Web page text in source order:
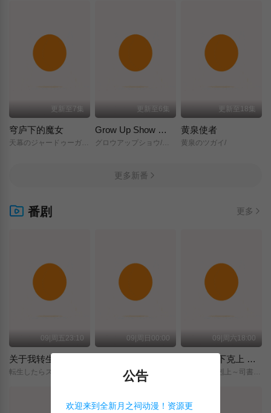
更新至7集
穹庐下的魔女
天幕のジャードゥーガル/
更新至6集
Grow Up Show ～向日葵马戏团～
グロウアップショウ/～ひまわりのサーカス団～/
更新至18集
黄泉使者
黄泉のツガイ/
更多新番
番剧 更多
09|周五23:10 09|周日00:00 09|周六18:00
小书痴的下克上 〜为了成为图书管理员而不择手段〜 领主的养女
公告
欢迎来到全新月之祠动漫！资源更